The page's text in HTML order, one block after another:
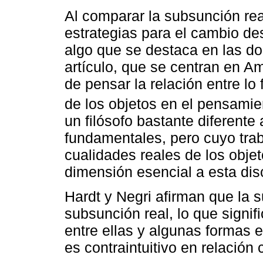
Al comparar la subsunción
estrategias para el cambio
algo que se destaca en las
artículo, que se centran en
de pensar la relación entre
de los objetos en el
un filósofo bastante
fundamentales, pero cuyo
cualidades reales de los
dimensión esencial a esta
Hardt y Negri afirman que la
subsunción real, lo que
entre ellas y algunas formas
es contraintuitivo en relación